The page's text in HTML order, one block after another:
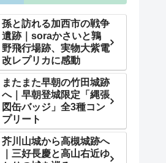
孫と訪れる加西市の戦争
遺跡｜soraかさいと鶉
野飛行場跡、実物大紫電
改レプリカに感動
またまた早朝の竹田城跡
へ｜早朝登城限定「縄張
図缶バッジ」全3種コン
プリート
芥川山城から高槻城跡へ
｜三好長慶と高山右近ゆ